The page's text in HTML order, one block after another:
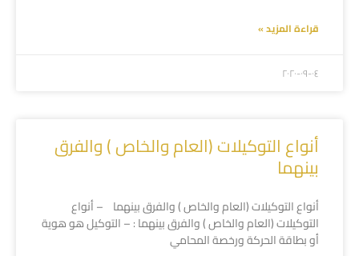
قراءة المزيد »
۲۰۲۰-۰۹-۰٤
أنواع التوكيلات (العام والخاص ) والفرق
بينهما
أنواع التوكيلات (العام والخاص ) والفرق بينهما – أنواع
التوكيلات (العام والخاص ) والفرق بينهما : – التوكيل هو هوية
أو بطاقة الحركة ورخصة المحامي